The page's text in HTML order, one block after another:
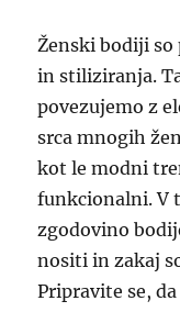
Ženski bodiji
in stiliziranja.
povezujemo z
srca mnogih
kot le modni
funkcionalni. V
zgodovino
nositi in zakaj
Pripravite se,